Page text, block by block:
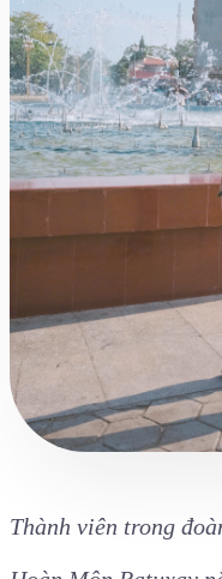
Lào -Thái Lan trên